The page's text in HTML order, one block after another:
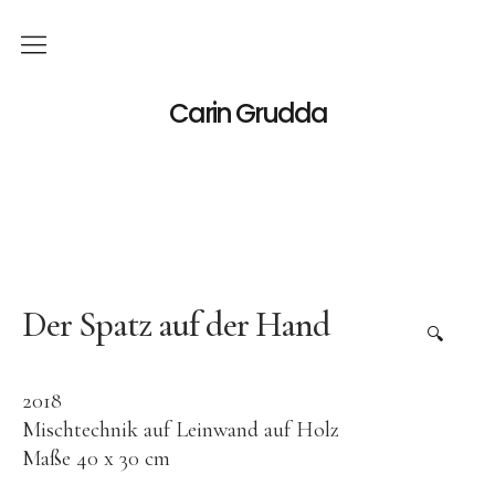
Carin Grudda
Deutsch
Ausstellungen
Werk
🔍
Der Spatz auf der Hand
2018
Mischtechnik auf Leinwand auf Holz
Maße 40 x 30 cm